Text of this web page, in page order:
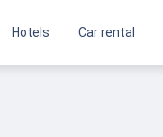
Hotels Car rental